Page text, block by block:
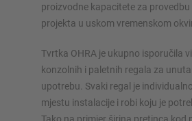
proizvodne kapacitete za
projekta u uskom vremenskom
Tvrtka OHRA je ukupno isporučila
konzolnih i paletnih regala za
upotrebu. Svaki regal je
mjestu instalacije i robi koju je